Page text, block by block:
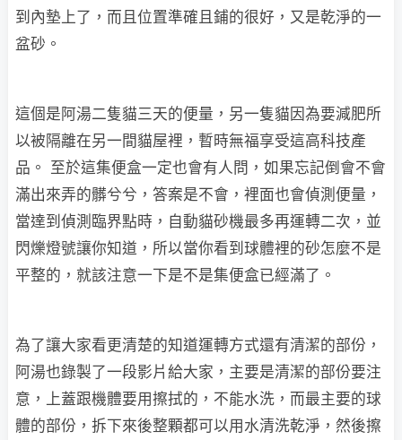
到內墊上了，而且位置準確且鋪的很好，又是乾淨的一
盆砂。
這個是阿湯二隻貓三天的便量，另一隻貓因為要減肥所
以被隔離在另一間貓屋裡，暫時無福享受這高科技產
品。 至於這集便盒一定也會有人問，如果忘記倒會不會
滿出來弄的髒兮兮，答案是不會，裡面也會偵測便量，
當達到偵測臨界點時，自動貓砂機最多再運轉二次，並
閃爍燈號讓你知道，所以當你看到球體裡的砂怎麼不是
平整的，就該注意一下是不是集便盒已經滿了。
為了讓大家看更清楚的知道運轉方式還有清潔的部份，
阿湯也錄製了一段影片給大家，主要是清潔的部份要注
意，上蓋跟機體要用擦拭的，不能水洗，而最主要的球
體的部份，拆下來後整顆都可以用水清洗乾淨，然後擦